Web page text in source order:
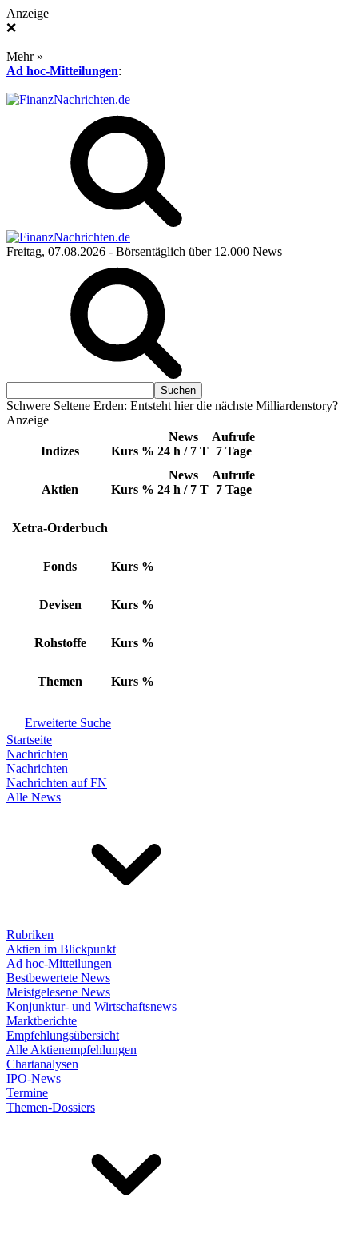
Anzeige
❌
Mehr »
Ad hoc-Mitteilungen:
Freitag, 07.08.2026 - Börsentäglich über 12.000 News
Schwere Seltene Erden: Entsteht hier die nächste Milliardenstory?
Anzeige
Indizes Kurs %
News
24 h / 7 T
Aufrufe
7 Tage
Aktien Kurs %
News
24 h / 7 T
Aufrufe
7 Tage
Xetra-Orderbuch
Fonds Kurs %
Devisen Kurs %
Rohstoffe Kurs %
Themen Kurs %
Erweiterte Suche
Startseite
Nachrichten
Nachrichten
Nachrichten auf FN
Alle News
Rubriken
Aktien im Blickpunkt
Ad hoc-Mitteilungen
Bestbewertete News
Meistgelesene News
Konjunktur- und Wirtschaftsnews
Marktberichte
Empfehlungsübersicht
Alle Aktienempfehlungen
Chartanalysen
IPO-News
Termine
Themen-Dossiers